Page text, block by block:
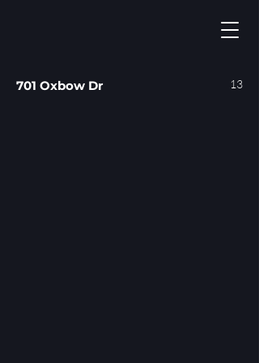
701 Oxbow Dr 13